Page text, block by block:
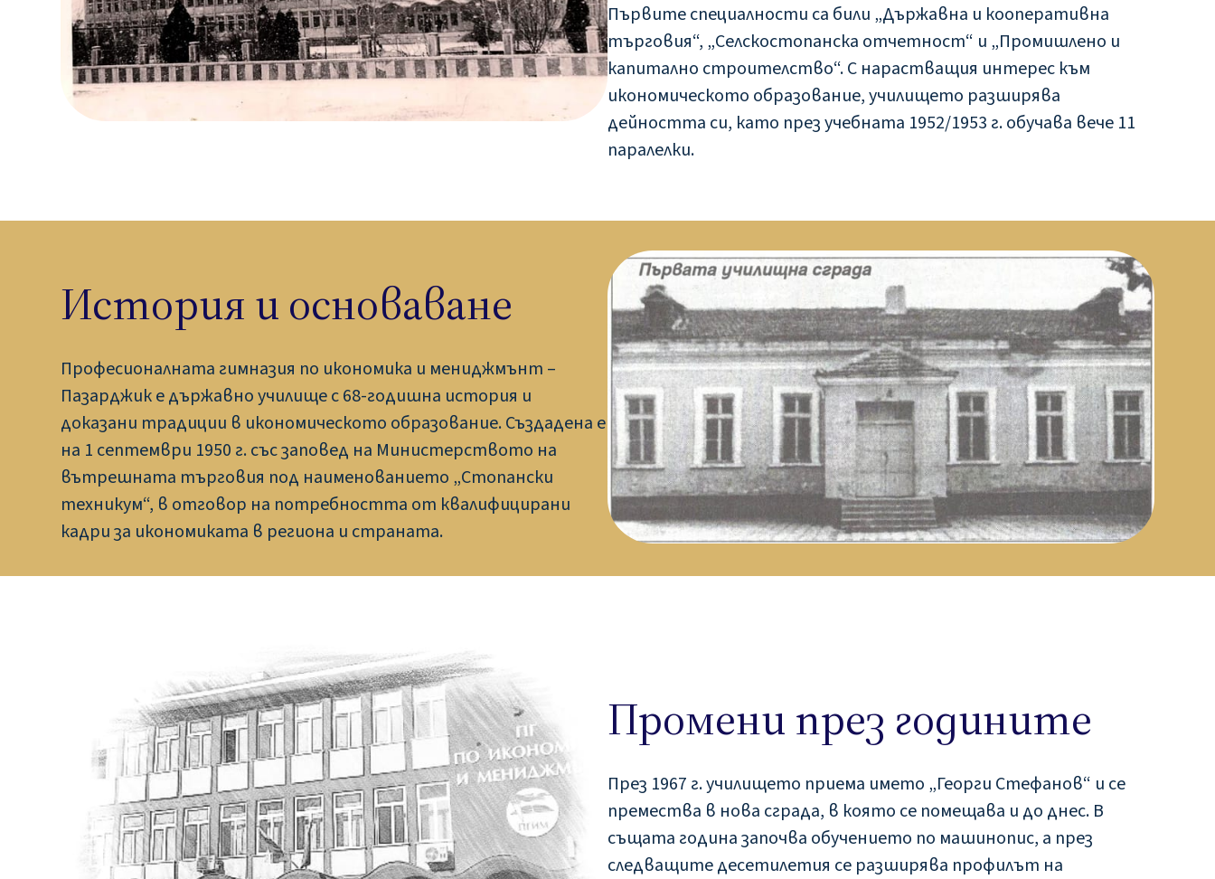
Първите специалности са били „Държавна и кооперативна
търговия“, „Селскостопанска отчетност“ и „Промишлено и
капитално строителство“. С нарастващия интерес към
икономическото образование, училището разширява
дейността си, като през учебната 1952/1953 г. обучава вече 11
паралелки.
История и основаване
Професионалната гимназия по икономика и мениджмънт –
Пазарджик е държавно училище с 68-годишна история и
доказани традиции в икономическото образование. Създадена е
на 1 септември 1950 г. със заповед на Министерството на
вътрешната търговия под наименованието „Стопански
техникум“, в отговор на потребността от квалифицирани
кадри за икономиката в региона и страната.
Промени през годините
През 1967 г. училището приема името „Георги Стефанов“ и се
премества в нова сграда, в която се помещава и до днес. В
същата година започва обучението по машинопис, а през
следващите десетилетия се разширява профилът на